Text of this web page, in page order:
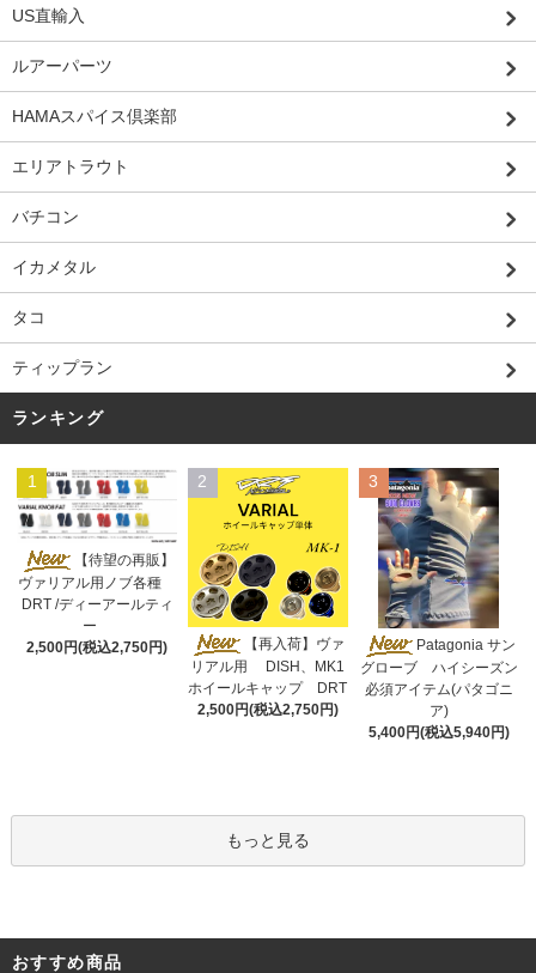
US直輸入
ルアーパーツ
HAMAスパイス倶楽部
エリアトラウト
バチコン
イカメタル
タコ
ティップラン
ランキング
1
【待望の再販】
ヴァリアル用ノブ各種
DRT /ディーアールティ
ー
2,500円(税込2,750円)
2
【再入荷】ヴァ
リアル用 DISH、MK1
ホイールキャップ DRT
2,500円(税込2,750円)
3
Patagonia サン
グローブ ハイシーズン
必須アイテム(パタゴニ
ア)
5,400円(税込5,940円)
もっと見る
おすすめ商品